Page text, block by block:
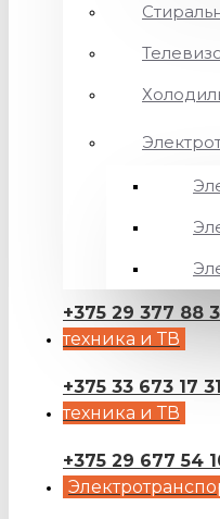
+375 29 377 88
техника и ТВ
+375 33 673 17 31
техника и ТВ
+375 29 677 54